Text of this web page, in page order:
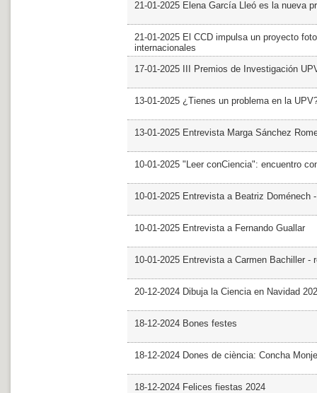
21-01-2025 Elena García Lleó es la nueva
21-01-2025 El CCD impulsa un proyecto
internacionales
17-01-2025 III Premios de Investigación
13-01-2025 ¿Tienes un problema en la
13-01-2025 Entrevista Marga Sánchez
10-01-2025 "Leer conCiencia": encuentro
10-01-2025 Entrevista a Beatriz Doménech
10-01-2025 Entrevista a Fernando Guallar
10-01-2025 Entrevista a Carmen Bachiller -
20-12-2024 Dibuja la Ciencia en Navidad
18-12-2024 Bones festes
18-12-2024 Dones de ciència: Concha Monje
18-12-2024 Felices fiestas 2024